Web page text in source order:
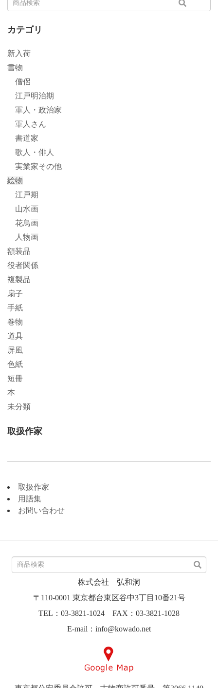
カテゴリ
新入荷
書物
僧侶
江戸明治期
軍人・政治家
軍人さん
書道家
歌人・俳人
実業家その他
絵物
江戸期
山水画
花鳥画
人物画
額装品
役者関係
複製品
扇子
手紙
巻物
道具
屏風
色紙
短冊
本
未分類
取扱作家
取扱作家
用語集
お問い合わせ
株式会社 弘和洞
〒110-0001 東京都台東区谷中3丁目10番21号
TEL：03-3821-1024 FAX：03-3821-1028
E-mail：info@kowado.net